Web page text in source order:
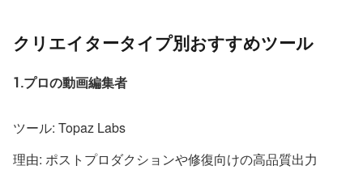
クリエイタータイプ別おすすめツール
1.プロの動画編集者
ツール: Topaz Labs
理由: ポストプロダクションや修復向けの高品質出力